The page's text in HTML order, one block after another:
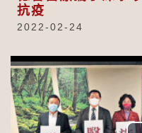
抗疫
2022-02-24